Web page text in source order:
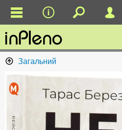
Загальний